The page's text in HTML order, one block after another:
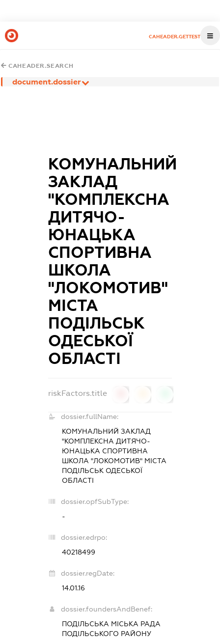
CAHEADER.GETTEST
CAHEADER.SEARCH
document.dossier
КОМУНАЛЬНИЙ
ЗАКЛАД
"КОМПЛЕКСНА
ДИТЯЧО-
ЮНАЦЬКА
СПОРТИВНА
ШКОЛА
"ЛОКОМОТИВ"
МІСТА
ПОДІЛЬСЬК
ОДЕСЬКОЇ
ОБЛАСТІ
riskFactors.title
dossier.fullName:
КОМУНАЛЬНИЙ ЗАКЛАД
"КОМПЛЕКСНА ДИТЯЧО-
ЮНАЦЬКА СПОРТИВНА
ШКОЛА "ЛОКОМОТИВ" МІСТА
ПОДІЛЬСЬК ОДЕСЬКОЇ
ОБЛАСТІ
dossier.opfSubType:
-
dossier.edrpo:
40218499
dossier.regDate:
14.01.16
dossier.foundersAndBenef:
ПОДІЛЬСЬКА МІСЬКА РАДА
ПОДІЛЬСЬКОГО РАЙОНУ